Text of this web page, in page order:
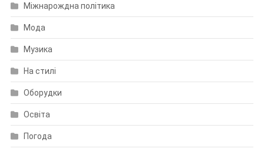
Міжнарождна політика
Мода
Музика
На стилі
Оборудки
Освіта
Погода